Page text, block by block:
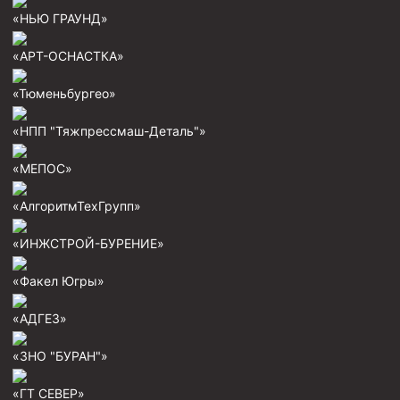
Удочки ловильные
Труболовки
Шламометаллоуловитель ШМУ
Фрезеры арбузообразные
Фрезеры стартово-оконные
Фрезеры Барракуда
Фрезеры пилотные
Райберы конусные
«НЬЮ ГРАУНД»
«АРТ-ОСНАСТКА»
«Тюменьбургео»
«НПП "Тяжпрессмаш-Деталь"»
«МЕПОС»
«АлгоритмТехГрупп»
«ИНЖСТРОЙ-БУРЕНИЕ»
«Факел Югры»
«АДГЕЗ»
«ЗНО "БУРАН"»
«ГТ СЕВЕР»